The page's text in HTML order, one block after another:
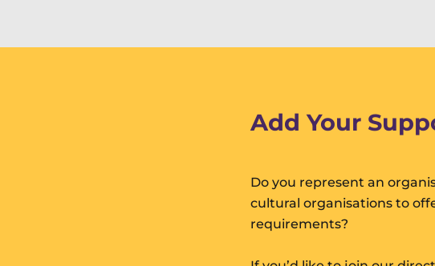
Add Your
Do you represent an
cultural organisations to
requirements?